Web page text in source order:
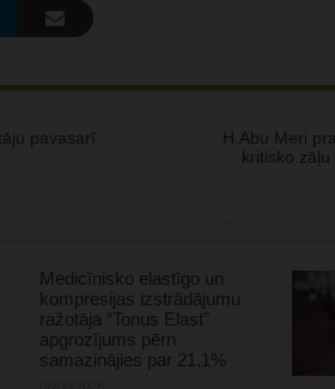
pavasarī
H.Abu Meri
kritisko
Medicīnisko elastīgo un
kompresijas izstrādājumu
ražotāja “Tonus Elast”
apgrozījums pērn
samazinājies par 21,1%